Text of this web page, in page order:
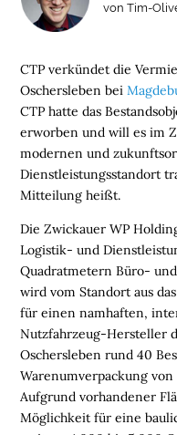
CTP verkündet die
Oschersleben bei
CTP hatte das
erworben und will es im
modernen und
Dienstleistungsstandort
Mitteilung heißt.
Die Zwickauer WP
Logistik- und
Quadratmetern Büro-
wird vom Standort aus
für einen namhaften,
Nutzfahrzeug-Hersteller
Oschersleben rund 40
Warenumverpackung
Aufgrund vorhandener
Möglichkeit für eine
von Tim-